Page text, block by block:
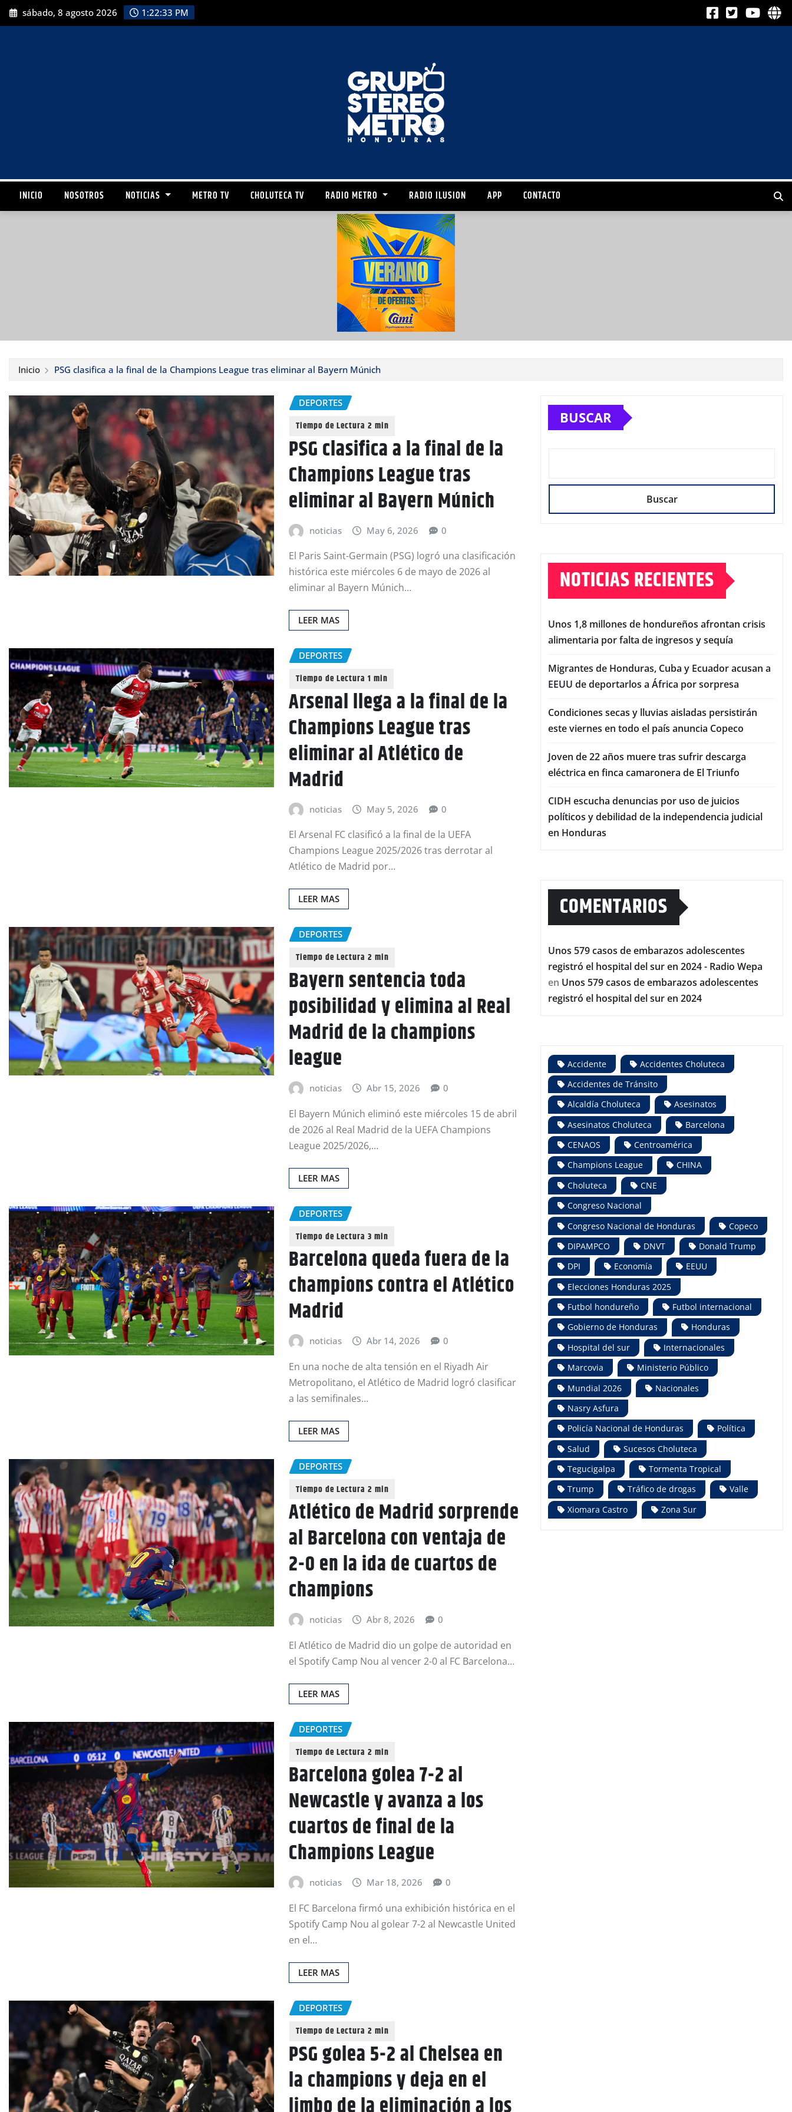
sábado, 8 agosto 2026 1:22:34 PM
INICIO NOSOTROS NOTICIAS METRO TV CHOLUTECA TV RADIO METRO RADIO ILUSION APP CONTACTO
Inicio PSG clasifica a la final de la Champions League tras eliminar al Bayern Múnich
DEPORTES
PSG clasifica a la final de la
Champions League tras
eliminar al Bayern Múnich
noticias May 6, 2026 0
El Paris Saint-Germain (PSG) logró una clasificación
histórica este miércoles 6 de mayo de 2026 al
eliminar al Bayern Múnich…
LEER MAS
DEPORTES
Arsenal llega a la final de la
Champions League tras
eliminar al Atlético de
Madrid
noticias May 5, 2026 0
El Arsenal FC clasificó a la final de la UEFA
Champions League 2025/2026 tras derrotar al
Atlético de Madrid por…
LEER MAS
DEPORTES
Bayern sentencia toda
posibilidad y elimina al Real
Madrid de la champions
league
noticias Abr 15, 2026 0
El Bayern Múnich eliminó este miércoles 15 de abril
de 2026 al Real Madrid de la UEFA Champions
League 2025/2026,…
LEER MAS
DEPORTES
Barcelona queda fuera de la
champions contra el Atlético
Madrid
noticias Abr 14, 2026 0
En una noche de alta tensión en el Riyadh Air
Metropolitano, el Atlético de Madrid logró clasificar
a las semifinales…
LEER MAS
DEPORTES
Atlético de Madrid sorprende
al Barcelona con ventaja de
2-0 en la ida de cuartos de
champions
noticias Abr 8, 2026 0
El Atlético de Madrid dio un golpe de autoridad en
el Spotify Camp Nou al vencer 2-0 al FC Barcelona…
LEER MAS
DEPORTES
Barcelona golea 7-2 al
Newcastle y avanza a los
cuartos de final de la
Champions League
noticias Mar 18, 2026 0
El FC Barcelona firmó una exhibición histórica en el
Spotify Camp Nou al golear 7-2 al Newcastle United
en el…
LEER MAS
DEPORTES
PSG golea 5-2 al Chelsea en
la champions y deja en el
BUSCAR
Buscar
NOTICIAS RECIENTES
Unos 1,8 millones de hondureños afrontan crisis
alimentaria por falta de ingresos y sequía
Migrantes de Honduras, Cuba y Ecuador acusan a
EEUU de deportarlos a África por sorpresa
Condiciones secas y lluvias aisladas persistirán
este viernes en todo el país anuncia Copeco
Joven de 22 años muere tras sufrir descarga
eléctrica en finca camaronera de El Triunfo
CIDH escucha denuncias por uso de juicios
políticos y debilidad de la independencia judicial
en Honduras
COMENTARIOS
Unos 579 casos de embarazos adolescentes
registró el hospital del sur en 2024 - Radio Wepa
en Unos 579 casos de embarazos adolescentes
registró el hospital del sur en 2024
Accidente
Accidentes Choluteca
Accidentes de Tránsito
Alcaldía Choluteca
Asesinatos
Asesinatos Choluteca
Barcelona
CENAOS
Centroamérica
Champions League
CHINA
Choluteca
CNE
Congreso Nacional
Congreso Nacional de Honduras
Copeco
DIPAMPCO
DNVT
Donald Trump
DPI
Economía
EEUU
Elecciones Honduras 2025
Futbol hondureño
Futbol internacional
Gobierno de Honduras
Honduras
Hospital del sur
Internacionales
Marcovia
Ministerio Público
Mundial 2026
Nacionales
Nasry Asfura
Policía Nacional de Honduras
Política
Salud
Sucesos Choluteca
Tegucigalpa
Tormenta Tropical
Trump
Tráfico de drogas
Valle
Xiomara Castro
Zona Sur